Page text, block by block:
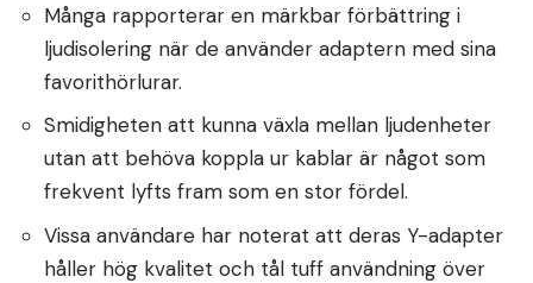
Många rapporterar en märkbar förbättring i
ljudisolering när de använder adaptern med sina
favorithörlurar.
Smidigheten att kunna växla mellan ljudenheter
utan att behöva koppla ur kablar är något som
frekvent lyfts fram som en stor fördel.
Vissa användare har noterat att deras Y-adapter
håller hög kvalitet och tål tuff användning över